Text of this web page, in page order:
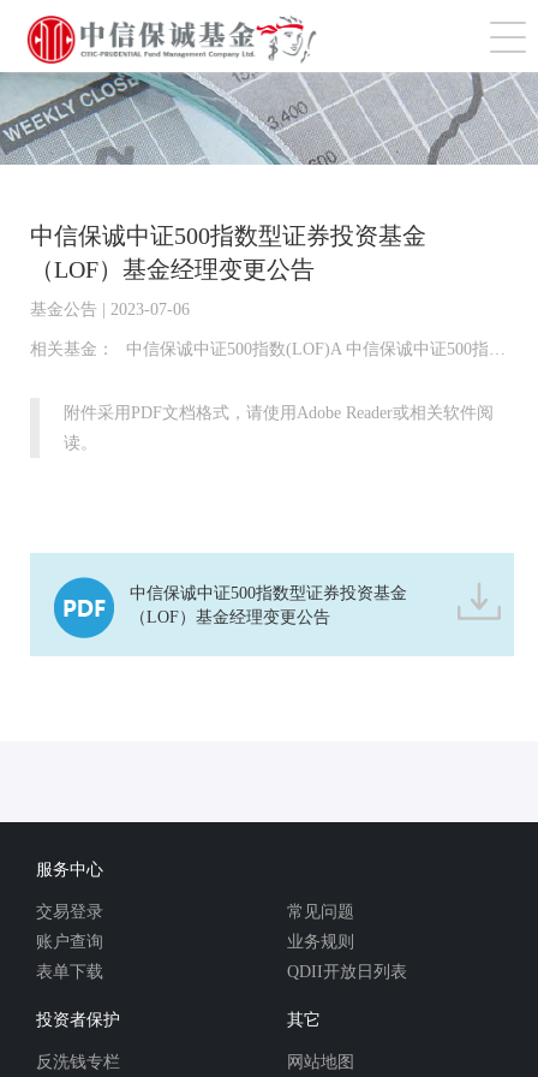
切
中信保诚中证500指数型证券投资基金
（LOF）基金经理变更公告
基金公告 | 2023-07-06
相关基金： 中信保诚中证500指数(LOF)A 中信保诚中证500指数(LOF)C
附件采用PDF文档格式，请使用Adobe Reader或相关软件阅
读。
中信保诚中证500指数型证券投资基金
（LOF）基金经理变更公告
服务中心
交易登录
账户查询
表单下载
常见问题
业务规则
QDII开放日列表
投资者保护
反洗钱专栏
其它
网站地图